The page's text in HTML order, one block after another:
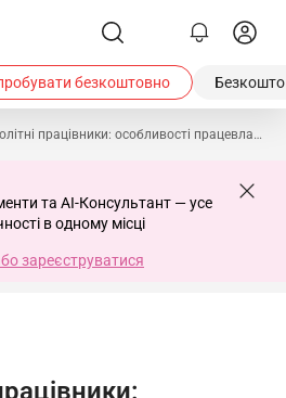
безкоштовно
Неповнолітні працівники: особливості працевлаштування
та AI-Консультант — усе
в одному місці
зареєструватися